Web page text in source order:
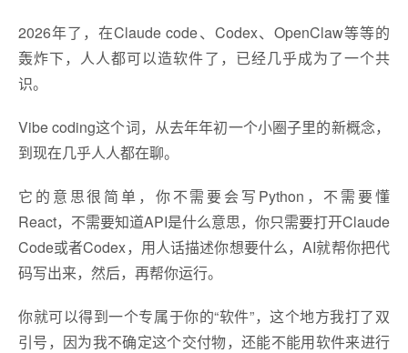
2026年了，在Claude code、Codex、OpenClaw等等的
轰炸下，人人都可以造软件了，已经几乎成为了一个共
识。
Vibe coding这个词，从去年年初一个小圈子里的新概念，
到现在几乎人人都在聊。
它的意思很简单，你不需要会写Python，不需要懂
React，不需要知道API是什么意思，你只需要打开Claude
Code或者Codex，用人话描述你想要什么，AI就帮你把代
码写出来，然后，再帮你运行。
你就可以得到一个专属于你的“软件”，这个地方我打了双
引号，因为我不确定这个交付物，还能不能用软件来进行